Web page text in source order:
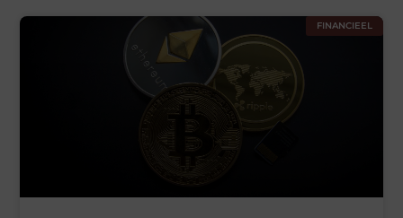
FINANCIEEL